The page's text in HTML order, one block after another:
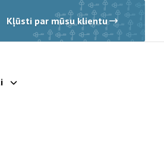
Kļūsti par mūsu klientu
Parādīt apakšizvēlni